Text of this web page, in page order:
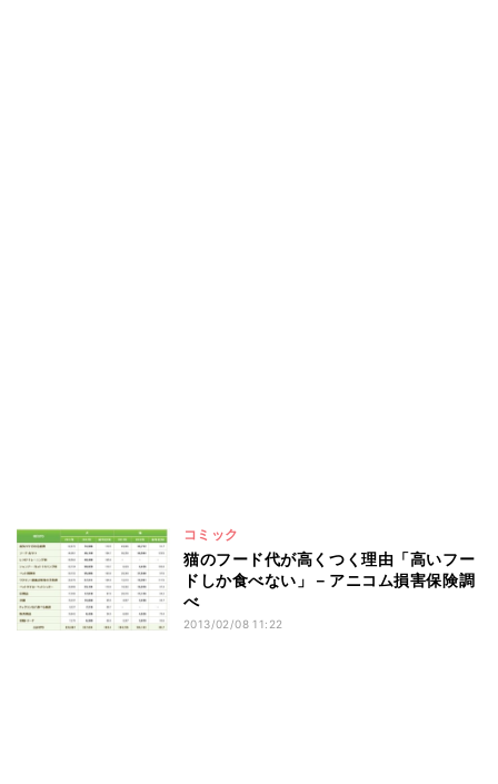
コミック
猫のフード代が高くつく理由「高いフー
ドしか食べない」－アニコム損害保険調
べ
2013/02/08 11:22